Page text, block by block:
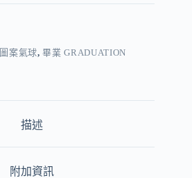
圖案氣球,畢業 GRADUATION
描述
附加資訊